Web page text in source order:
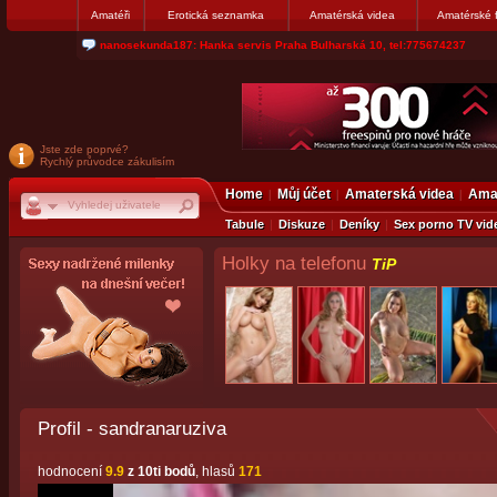
Amatéři Erotická seznamka Amatérská videa Amatérské
nanosekunda187: Hanka servis Praha Bulharská 10, tel:775674237
Jste zde poprvé?
Rychlý průvodce zákulisím
Home Můj účet Amaterská videa
Tabule Diskuze Deníky Sex porno TV
Holky na telefonu TiP
Profil - sandranaruziva
hodnocení 9.9z 10ti bodů, hlasů 171